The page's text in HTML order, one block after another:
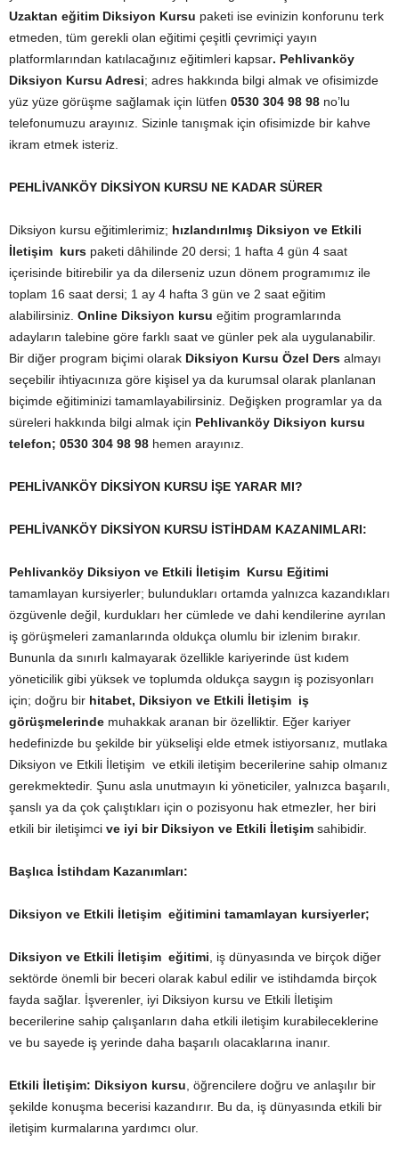
Uzaktan eğitim Diksiyon Kursu paketi ise evinizin konforunu terk
etmeden, tüm gerekli olan eğitimi çeşitli çevrimiçi yayın
platformlarından katılacağınız eğitimleri kapsar. Pehlivanköy
Diksiyon Kursu Adresi; adres hakkında bilgi almak ve ofisimizde
yüz yüze görüşme sağlamak için lütfen 0530 304 98 98 no’lu
telefonumuzu arayınız. Sizinle tanışmak için ofisimizde bir kahve
ikram etmek isteriz.
PEHLİVANKÖY DİKSİYON KURSU NE KADAR SÜRER
Diksiyon kursu eğitimlerimiz; hızlandırılmış Diksiyon ve Etkili
İletişim kurs paketi dâhilinde 20 dersi; 1 hafta 4 gün 4 saat
içerisinde bitirebilir ya da dilerseniz uzun dönem programımız ile
toplam 16 saat dersi; 1 ay 4 hafta 3 gün ve 2 saat eğitim
alabilirsiniz. Online Diksiyon kursu eğitim programlarında
adayların talebine göre farklı saat ve günler pek ala uygulanabilir.
Bir diğer program biçimi olarak Diksiyon Kursu Özel Ders almayı
seçebilir ihtiyacınıza göre kişisel ya da kurumsal olarak planlanan
biçimde eğitiminizi tamamlayabilirsiniz. Değişken programlar ya da
süreleri hakkında bilgi almak için Pehlivanköy Diksiyon kursu
telefon; 0530 304 98 98 hemen arayınız.
PEHLİVANKÖY DİKSİYON KURSU İŞE YARAR MI?
PEHLİVANKÖY DİKSİYON KURSU İSTİHDAM KAZANIMLARI:
Pehlivanköy Diksiyon ve Etkili İletişim Kursu Eğitimi
tamamlayan kursiyerler; bulundukları ortamda yalnızca kazandıkları
özgüvenle değil, kurdukları her cümlede ve dahi kendilerine ayrılan
iş görüşmeleri zamanlarında oldukça olumlu bir izlenim bırakır.
Bununla da sınırlı kalmayarak özellikle kariyerinde üst kıdem
yöneticilik gibi yüksek ve toplumda oldukça saygın iş pozisyonları
için; doğru bir hitabet, Diksiyon ve Etkili İletişim iş
görüşmelerinde muhakkak aranan bir özelliktir. Eğer kariyer
hedefinizde bu şekilde bir yükselişi elde etmek istiyorsanız, mutlaka
Diksiyon ve Etkili İletişim ve etkili iletişim becerilerine sahip olmanız
gerekmektedir. Şunu asla unutmayın ki yöneticiler, yalnızca başarılı,
şanslı ya da çok çalıştıkları için o pozisyonu hak etmezler, her biri
etkili bir iletişimci ve iyi bir Diksiyon ve Etkili İletişim sahibidir.
Başlıca İstihdam Kazanımları:
Diksiyon ve Etkili İletişim eğitimini tamamlayan kursiyerler;
Diksiyon ve Etkili İletişim eğitimi, iş dünyasında ve birçok diğer
sektörde önemli bir beceri olarak kabul edilir ve istihdamda birçok
fayda sağlar. İşverenler, iyi Diksiyon kursu ve Etkili İletişim
becerilerine sahip çalışanların daha etkili iletişim kurabileceklerine
ve bu sayede iş yerinde daha başarılı olacaklarına inanır.
Etkili İletişim: Diksiyon kursu, öğrencilere doğru ve anlaşılır bir
şekilde konuşma becerisi kazandırır. Bu da, iş dünyasında etkili bir
iletişim kurmalarına yardımcı olur.